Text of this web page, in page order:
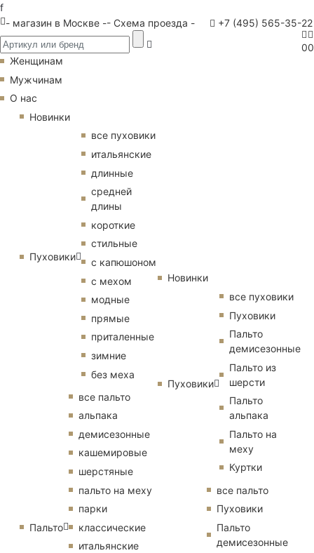
f
- магазин в Москве -- Схема проезда - +7 (495) 565-35-22
00
Женщинам
Мужчинам
О нас
Новинки
Пуховики
все пуховики
итальянские
длинные
средней
длины
короткие
стильные
с капюшоном
с мехом
модные
прямые
приталенные
зимние
без меха
Пальто
все пальто
альпака
демисезонные
кашемировые
шерстяные
пальто на меху
парки
классические
итальянские
Новинки
Пуховики
все пуховики
Пуховики
Пальто
демисезонные
Пальто из
шерсти
Пальто
альпака
Пальто на
меху
Куртки
все пальто
Пуховики
Пальто
демисезонные